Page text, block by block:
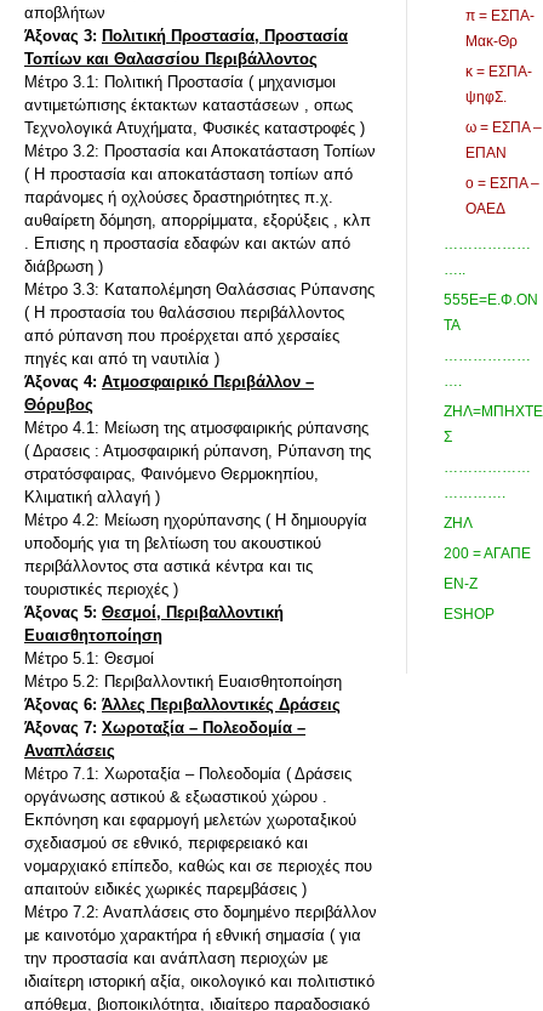
αποβλήτων
Άξονας 3: Πολιτική Προστασία, Προστασία
Τοπίων και Θαλασσίου Περιβάλλοντος
Μέτρο 3.1: Πολιτική Προστασία ( μηχανισμοι
αντιμετώπισης έκτακτων καταστάσεων , οπως
Τεχνολογικά Ατυχήματα, Φυσικές καταστροφές )
Μέτρο 3.2: Προστασία και Αποκατάσταση Τοπίων
( Η προστασία και αποκατάσταση τοπίων από
παράνομες ή οχλούσες δραστηριότητες π.χ.
αυθαίρετη δόμηση, απορρίμματα, εξορύξεις , κλπ
. Επισης η προστασία εδαφών και ακτών από
διάβρωση )
Μέτρο 3.3: Καταπολέμηση Θαλάσσιας Ρύπανσης
( Η προστασία του θαλάσσιου περιβάλλοντος
από ρύπανση που προέρχεται από χερσαίες
πηγές και από τη ναυτιλία )
Άξονας 4: Ατμοσφαιρικό Περιβάλλον –
Θόρυβος
Μέτρο 4.1: Μείωση της ατμοσφαιρικής ρύπανσης
( Δρασεις : Ατμοσφαιρική ρύπανση, Ρύπανση της
στρατόσφαιρας, Φαινόμενο Θερμοκηπίου,
Κλιματική αλλαγή )
Μέτρο 4.2: Μείωση ηχορύπανσης ( Η δημιουργία
υποδομής για τη βελτίωση του ακουστικού
περιβάλλοντος στα αστικά κέντρα και τις
τουριστικές περιοχές )
Άξονας 5: Θεσμοί, Περιβαλλοντική
Ευαισθητοποίηση
Μέτρο 5.1: Θεσμοί
Μέτρο 5.2: Περιβαλλοντική Ευαισθητοποίηση
Άξονας 6: Άλλες Περιβαλλοντικές Δράσεις
Άξονας 7: Χωροταξία – Πολεοδομία –
Αναπλάσεις
Μέτρο 7.1: Χωροταξία – Πολεοδομία ( Δράσεις
οργάνωσης αστικού & εξωαστικού χώρου .
Εκπόνηση και εφαρμογή μελετών χωροταξικού
σχεδιασμού σε εθνικό, περιφερειακό και
νομαρχιακό επίπεδο, καθώς και σε περιοχές που
απαιτούν ειδικές χωρικές παρεμβάσεις )
Μέτρο 7.2: Αναπλάσεις στο δομημένο περιβάλλον
με καινοτόμο χαρακτήρα ή εθνική σημασία ( για
την προστασία και ανάπλαση περιοχών με
ιδιαίτερη ιστορική αξία, οικολογικό και πολιτιστικό
απόθεμα, βιοποικιλότητα, ιδιαίτερο παραδοσιακό
π = ΕΣΠΑ-
Μακ-Θρ
κ = ΕΣΠΑ-
ψηφΣ.
ω = ΕΣΠΑ –
ΕΠΑΝ
ο = ΕΣΠΑ –
ΟΑΕΔ
………………
…..
555Ε=Ε.Φ.ΟΝ
ΤΑ
………………
….
ΖΗΛ=ΜΠΗΧΤΕ
Σ
………………
………….
ΖΗΛ
200 = ΑΓΑΠΕ
ΕΝ-Ζ
ESHOP